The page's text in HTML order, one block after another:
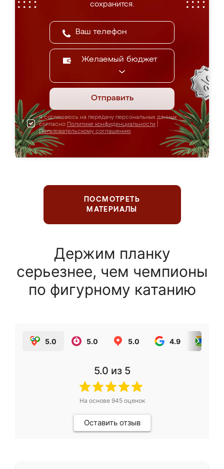
сохранится.
Желаемый бюджет
Отправить
Я соглашаюсь на передачу персональных данных
согласно Политике конфиденциальности
Пользовательскому соглашению
ПОСМОТРЕТЬ
МАТЕРИАЛЫ
Держим планку
серьезнее, чем чемпионы
по фигурному катанию
5.0 5.0 5.0 4.9
5.0 из 5
На основе 945оценок
Оставить отзыв